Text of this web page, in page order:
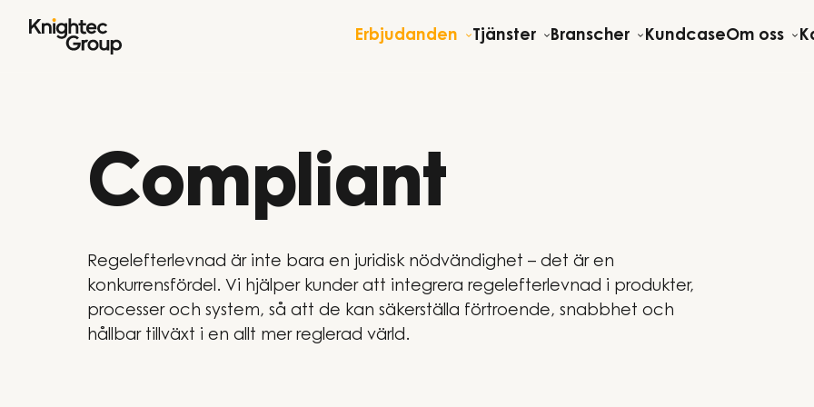
Erbjudanden
Tjänster Branscher KundcaseOm oss
Compliant
Regelefterlevnad är inte bara en juridisk nödvändighet – det är en
konkurrensfördel. Vi hjälper kunder att integrera regelefterlevnad i produkter,
processer och system, så att de kan säkerställa förtroende, snabbhet och
hållbar tillväxt i en allt mer reglerad värld.